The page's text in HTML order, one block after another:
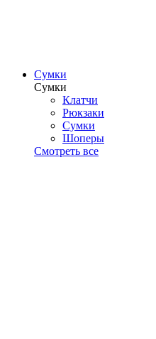
Сумки
Сумки
Клатчи
Рюкзаки
Сумки
Шоперы
Смотреть все